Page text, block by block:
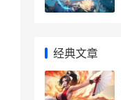
经典文章